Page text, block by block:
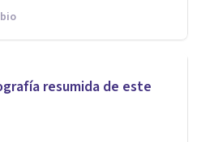
resumida de este